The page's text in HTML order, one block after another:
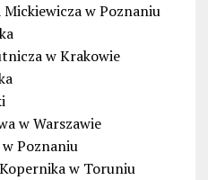
w Poznaniu
w Krakowie
w Warszawie
Poznaniu
w Toruniu